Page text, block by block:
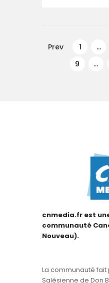
de
artigos
Prev PAGE
1 …
PAGE
9 …
cnmedia.fr est
communauté
Nouveau).
La communauté fait
Salésienne de Don